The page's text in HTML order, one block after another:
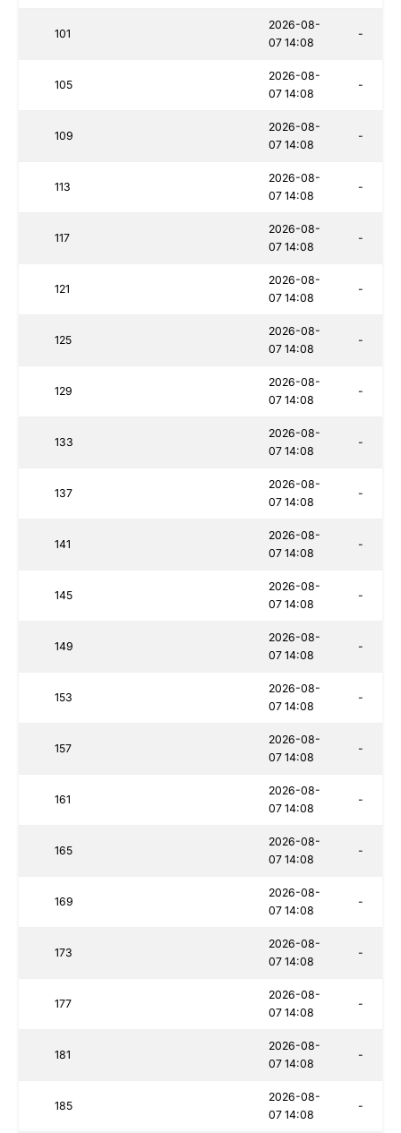
101
2026-08-
07 14:08
-
105
2026-08-
07 14:08
-
109
2026-08-
07 14:08
-
113
2026-08-
07 14:08
-
117
2026-08-
07 14:08
-
121
2026-08-
07 14:08
-
125
2026-08-
07 14:08
-
129
2026-08-
07 14:08
-
133
2026-08-
07 14:08
-
137
2026-08-
07 14:08
-
141
2026-08-
07 14:08
-
145
2026-08-
07 14:08
-
149
2026-08-
07 14:08
-
153
2026-08-
07 14:08
-
157
2026-08-
07 14:08
-
161
2026-08-
07 14:08
-
165
2026-08-
07 14:08
-
169
2026-08-
07 14:08
-
173
2026-08-
07 14:08
-
177
2026-08-
07 14:08
-
181
2026-08-
07 14:08
-
185
2026-08-
07 14:08
-